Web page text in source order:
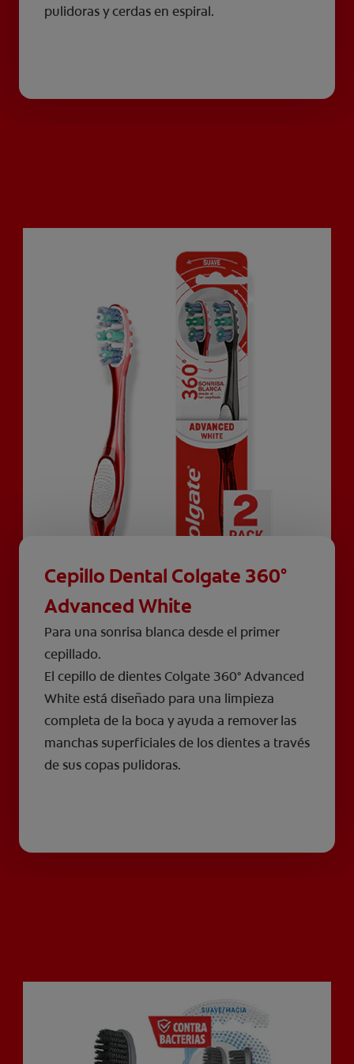
pulidoras y cerdas en espiral.
Cepillo Dental Colgate 360°
Advanced White
Para una sonrisa blanca desde el primer
cepillado.
El cepillo de dientes Colgate 360° Advanced
White está diseñado para una limpieza
completa de la boca y ayuda a remover las
manchas superficiales de los dientes a través
de sus copas pulidoras.